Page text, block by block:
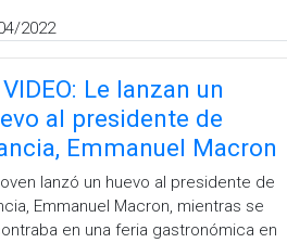
2022
Le lanzan un
al presidente de
Emmanuel Macron
lanzó un huevo al presidente de
Emmanuel Macron, mientras se
en una feria gastronómica en